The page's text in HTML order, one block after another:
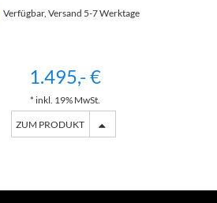
Verfügbar, Versand 5-7 Werktage
1.495,- €
* inkl. 19% MwSt.
ZUM PRODUKT